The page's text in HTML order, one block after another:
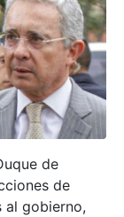
de
de
al gobierno,